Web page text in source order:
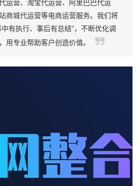
营、淘宝代运营、阿里巴巴代运
商城代运营等电商运营服务。我们将
有执行、事后有总结”，不断优化调
用专业帮助客户创造价值。